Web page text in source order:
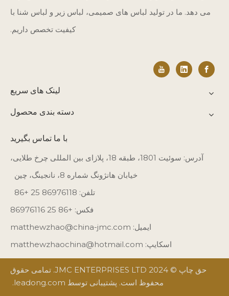
می دهد. ما در تولید لباس های صمیمی، لباس زیر و لباس شنا با
کیفیت تخصص داریم.
لینک های سریع
دسته بندی محصول
با ما تماس بگیرید
آدرس: سوئیت 1801، طبقه 18، پلازای بین المللی چرخ طلایی،
خیابان هانژونگ شماره 8، نانجینگ، چین
تلفن: 86976118 25 +86
فکس: +86 25 86976116
ایمیل: matthewzhao@china-jmc.com
اسکایپ: matthewzhaochina@hotmail.com
حق چاپ © 2024 JMC ENTERPRISES LTD. تمامی حقوق
محفوظ است. پشتیبانی توسط leadong.com
.